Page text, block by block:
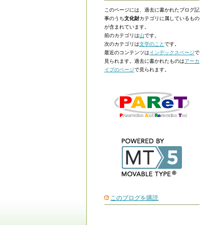
このページには、過去に書かれたブログ記
事のうち文化財カテゴリに属しているもの
が含まれています。
前のカテゴリは山です。
次のカテゴリは文学のことです。
最近のコンテンツはインデックスページで
見られます。過去に書かれたものはアーカ
イブのページで見られます。
このブログを購読